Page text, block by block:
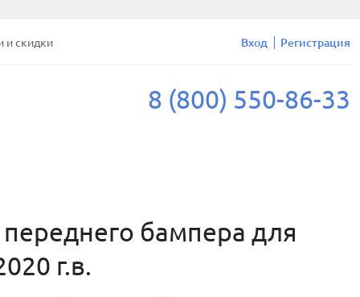
и скидки Вход Регистрация
8 (800) 550-86-33
бампера для
г.в.